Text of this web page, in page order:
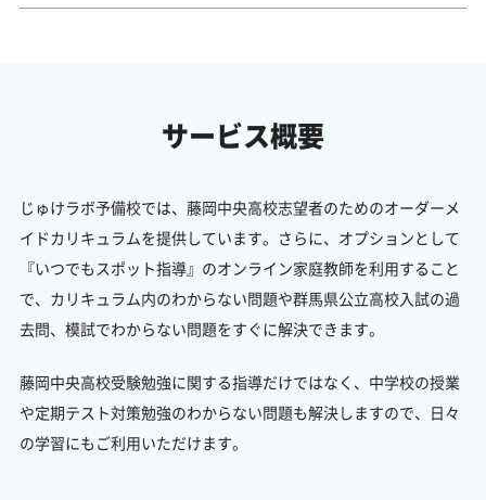
サービス概要
じゅけラボ予備校では、藤岡中央高校志望者のためのオーダーメ
イドカリキュラムを提供しています。さらに、オプションとして
『いつでもスポット指導』のオンライン家庭教師を利用すること
で、カリキュラム内のわからない問題や群馬県公立高校入試の過
去問、模試でわからない問題をすぐに解決できます。
藤岡中央高校受験勉強に関する指導だけではなく、中学校の授業
や定期テスト対策勉強のわからない問題も解決しますので、日々
の学習にもご利用いただけます。